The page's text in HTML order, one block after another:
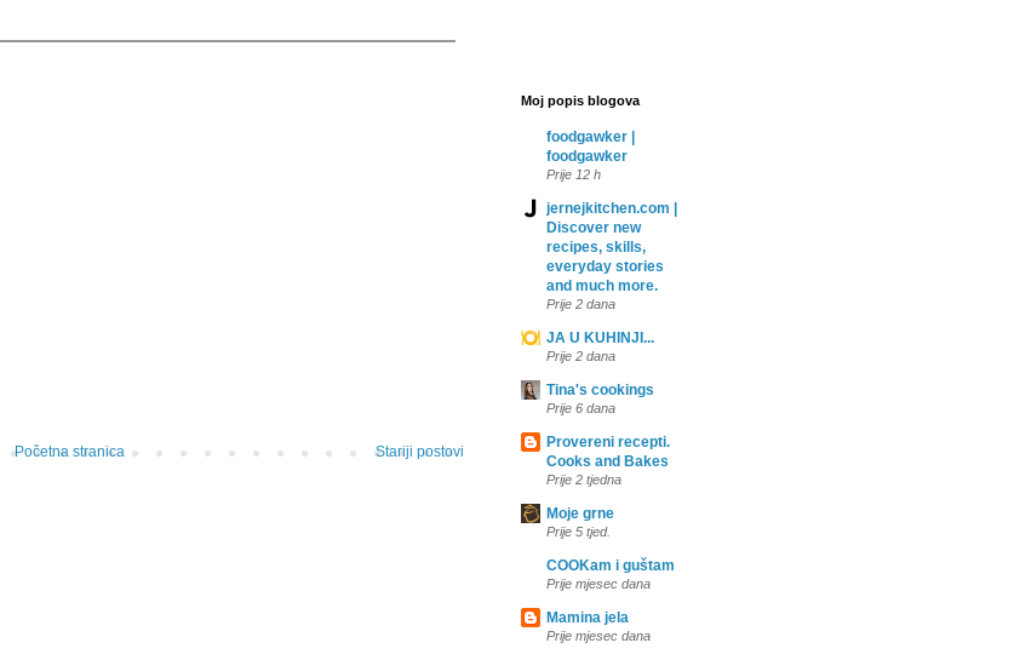
Stariji postovi
Početna stranica
Moj popis blogova
foodgawker |
foodgawker
Prije 12 h
jernejkitchen.com |
Discover new
recipes, skills,
everyday stories
and much more.
Prije 2 dana
JA U KUHINJI...
Prije 2 dana
Tina's cookings
Prije 6 dana
Provereni recepti.
Cooks and Bakes
Prije 2 tjedna
Moje grne
Prije 5 tjed.
COOKam i guštam
Prije mjesec dana
Mamina jela
Prije mjesec dana